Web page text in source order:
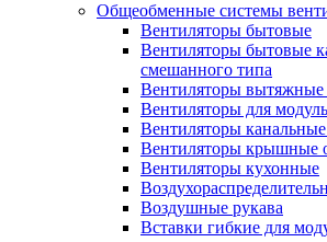
Общеобменные системы
Вентиляторы бытовые
Вентиляторы бытовые
смешанного типа
Вентиляторы
Вентиляторы для
Вентиляторы
Вентиляторы крышные
Вентиляторы кухонные
Воздушные рукава
Вставки гибкие для